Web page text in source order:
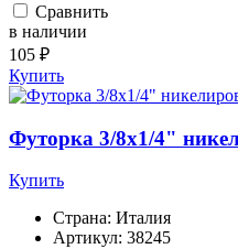
Сравнить
в наличии
105 ₽
Купить
Футорка 3/8х1/4"
Купить
Страна: Италия
Артикул: 38245